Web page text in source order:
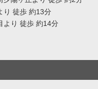
り 徒歩 約13分
より 徒歩 約14分